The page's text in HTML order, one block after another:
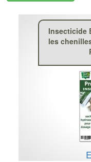
Insecticide
les